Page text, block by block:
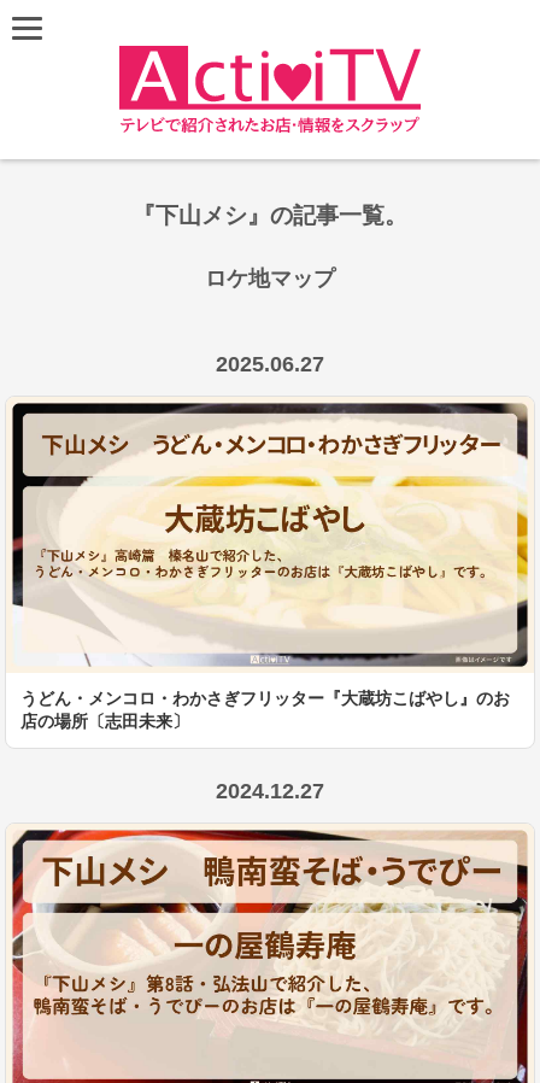
『下山メシ』の記事一覧。
ロケ地マップ
2025.06.27
うどん・メンコロ・わかさぎフリッター『大蔵坊こばやし』のお
店の場所〔志田未来〕
2024.12.27